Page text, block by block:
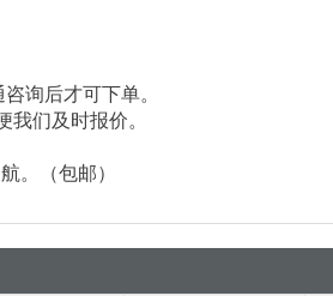
询后才可下单。
我们及时报价。
。（包邮）